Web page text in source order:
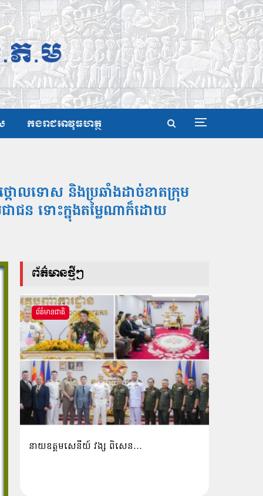
កងរាជអាវុធហត្ថ
ថ្កោលទោស និងប្រឆាំងដាច់ខាតក្រុម
ជាជន ទោះក្នុងតម្លៃណាក៏ដោយ
ព័ត៌មានថ្មីៗ
ព័ត៌មានជាតិ
នាយឧត្តមសេនីយ៍ វង្ស ពិសេន…